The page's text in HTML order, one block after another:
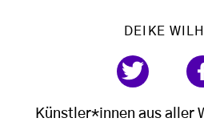
DEIKE
Künstler*innen aus aller